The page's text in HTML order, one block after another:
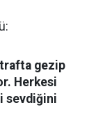
gezip
Herkesi
sevdiğini